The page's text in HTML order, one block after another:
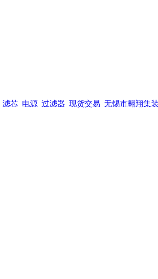
滤芯 电源 过滤器 现货交易 无锡市翱翔集